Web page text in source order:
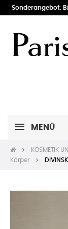
Sonderangebot:
MENÜ
KOSMETIK
Körper